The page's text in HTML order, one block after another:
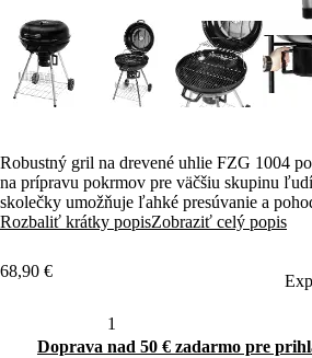
Robustný gril na drevené uhlie FZG 1004
na prípravu pokrmov pre väčšiu skupinu
skolečky umožňuje ľahké presúvanie a
Praktické veko a odnímateľný popolník
Rozbaliť krátky popisZobraziť celý popis
68,90 €
Doprava nad 50 € zadarmo pre